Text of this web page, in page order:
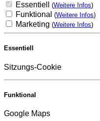
Essentiell (Weitere Infos)
Funktional (Weitere Infos)
Marketing (Weitere Infos)
Essentiell
Sitzungs-Cookie
Funktional
Google Maps